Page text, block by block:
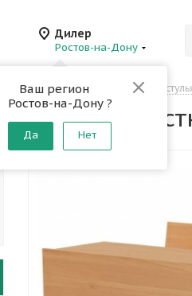
Дилер
Ростов-на-Дону
Ваш регион
Ростов-на-Дону ?
Да Нет
Главная - Каталог Столы и
Парта 2-